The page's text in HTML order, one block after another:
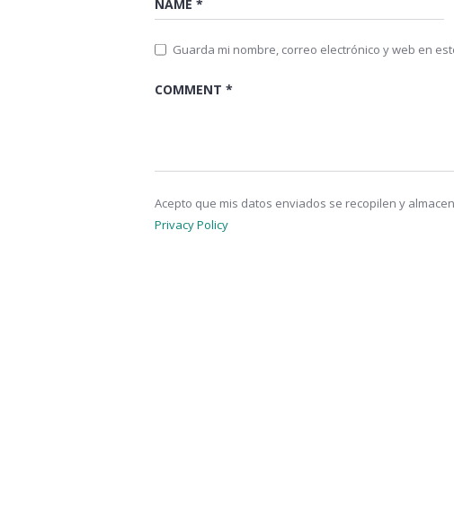
Guarda mi nombre, correo electrónico y web en
Acepto que mis datos enviados se recopilen y
Privacy Policy